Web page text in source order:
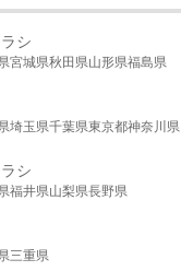
シ
宮城県秋田県山形県福島県
埼玉県千葉県東京都神奈川県
シ
福井県山梨県長野県
三重県